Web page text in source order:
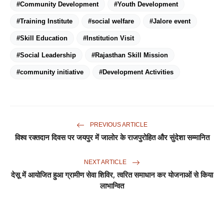
#Community Development #Youth Development
#Training Institute #social welfare #Jalore event
#Skill Education #Institution Visit
#Social Leadership #Rajasthan Skill Mission
#community initiative #Development Activities
PREVIOUS ARTICLE
विश्व रक्तदान दिवस पर जयपुर में जालोर के राजपुरोहित और सुंदेशा सम्मानित
NEXT ARTICLE
देसू में आयोजित हुआ ग्रामीण सेवा शिविर, त्वरित समाधान कर योजनाओं से किया
लाभान्वित